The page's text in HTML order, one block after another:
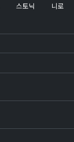
스토닉 니로